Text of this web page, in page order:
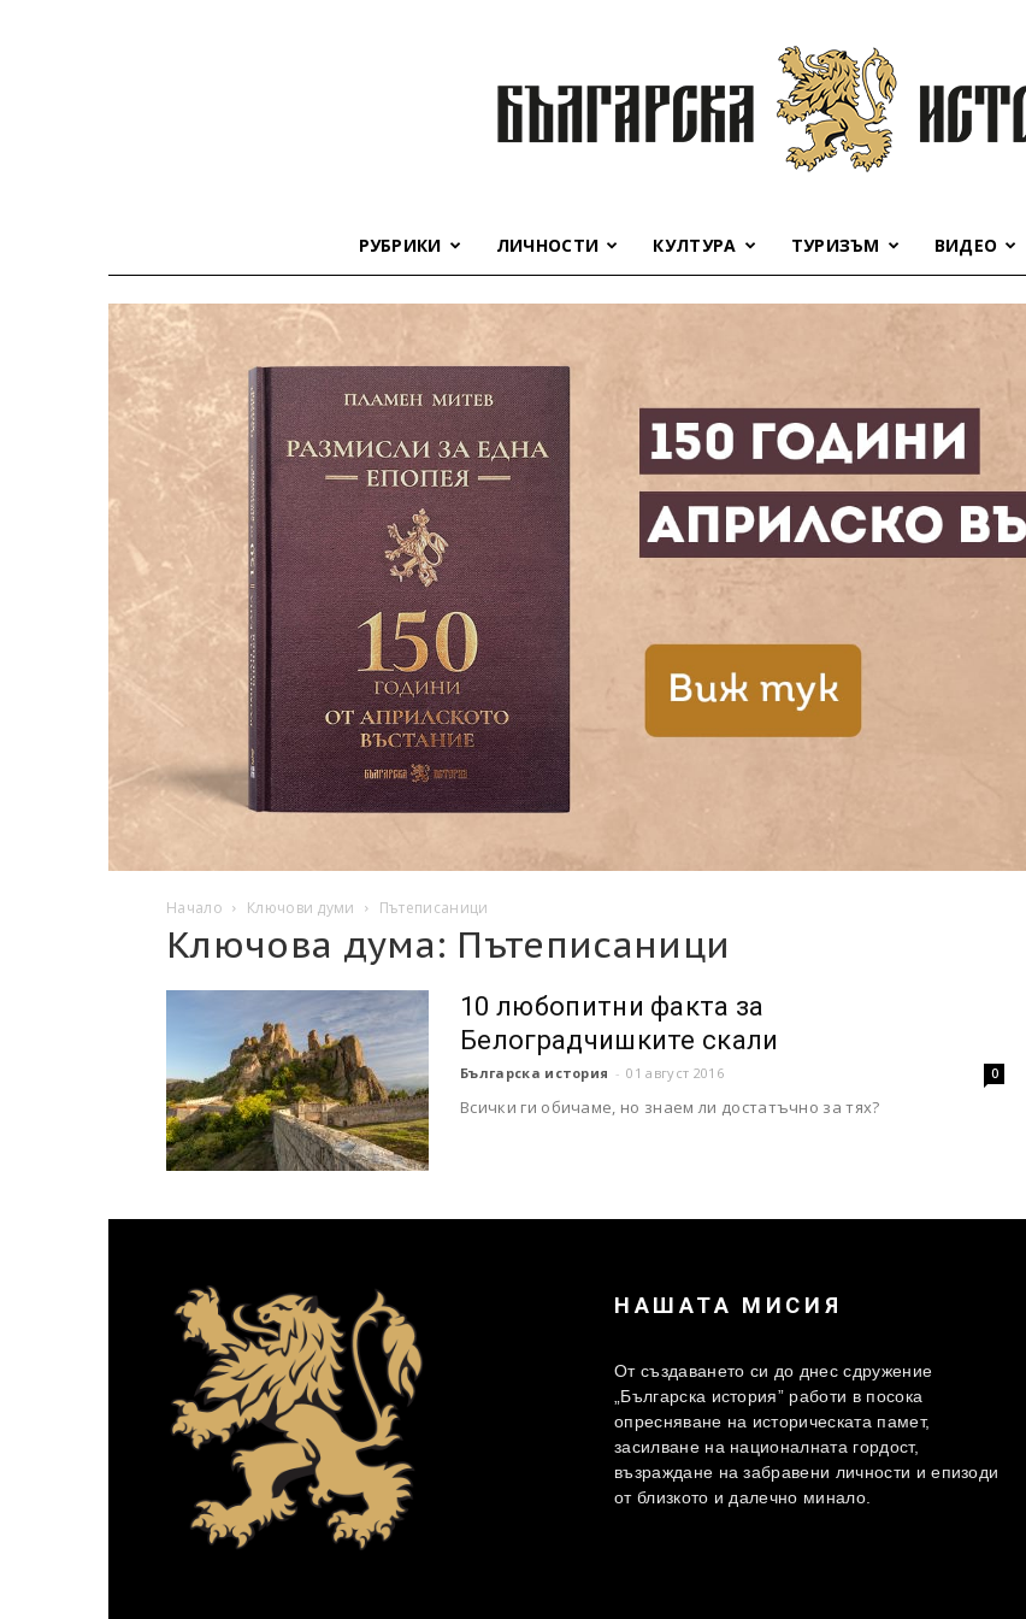
история
РУБРИКИ ЛИЧНОСТИ КУЛТУРА ТУРИЗЪМ ВИДЕО
Начало Ключови думи Пътеписаници
Ключова дума: Пътеписаници
10 любопитни факта за
Белоградчишките скали
Българска история - 01 август 2016 0
Всички ги обичаме, но знаем ли достатъчно за тях?
НАШАТА МИСИЯ
От създаването си до днес сдружение
„Българска история” работи в посока
опресняване на историческата памет,
засилване на националната гордост,
възраждане на забравени личности и епизоди
от близкото и далечно минало.